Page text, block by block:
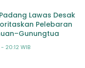
Padang Lawas Desak
Pelebaran
20:12 WIB